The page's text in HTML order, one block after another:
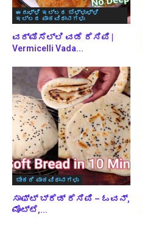
ಈರುಳ್ಳಿ ಇಲ್ಲದ ಬೆಳ್ಳುಳ್ಳಿ
ಇಲ್ಲದ ಪಾಕವಿಧಾನಗಳು
ವರ್ಮಿಸೆಲ್ಲಿ ವಡೆ ರೆಸಿಪಿ |
Vermicelli Vada...
ಬೇಕರಿ ಪಾಕವಿಧಾನಗಳು
ಸಾಫ್ಟ್ ಬ್ರೆಡ್ ರೆಸಿಪಿ – ಓವನ್,
ಮೊಟ್ಟೆ,...